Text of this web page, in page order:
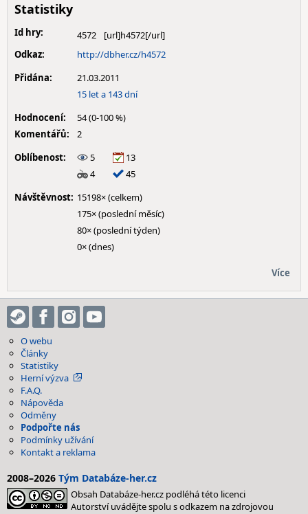
Statistiky
Id hry:
4572
Odkaz:
http://dbher.cz/h4572
Přidána:
21.03.2011
15 let a 143 dní
Hodnocení:
54 (0-100 %)
Komentářů:
2
Oblíbenost:
5
13
4
45
Návštěvnost: 15198× (celkem)
175× (poslední měsíc)
80× (poslední týden)
0× (dnes)
Více
O webu
Články
Statistiky
Herní výzva
F.A.Q.
Nápověda
Odměny
Podpořte nás
Podmínky užívání
Kontakt a reklama
2008–2026 Tým Databáze-her.cz
Obsah Databáze-her.cz podléhá této licenci
Autorství uvádějte spolu s odkazem na zdrojovou